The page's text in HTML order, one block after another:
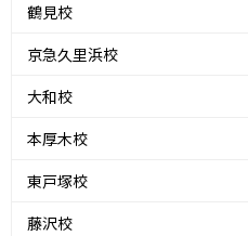
鶴見校
京急久里浜校
大和校
本厚木校
東戸塚校
藤沢校